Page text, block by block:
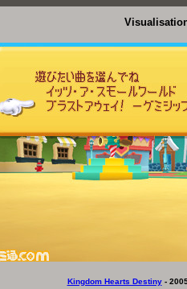
Kingdom Hearts Destiny-